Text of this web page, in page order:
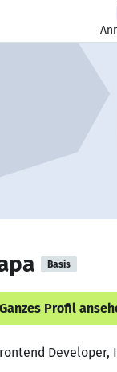
Basis
Ganzes Profil
Developer,